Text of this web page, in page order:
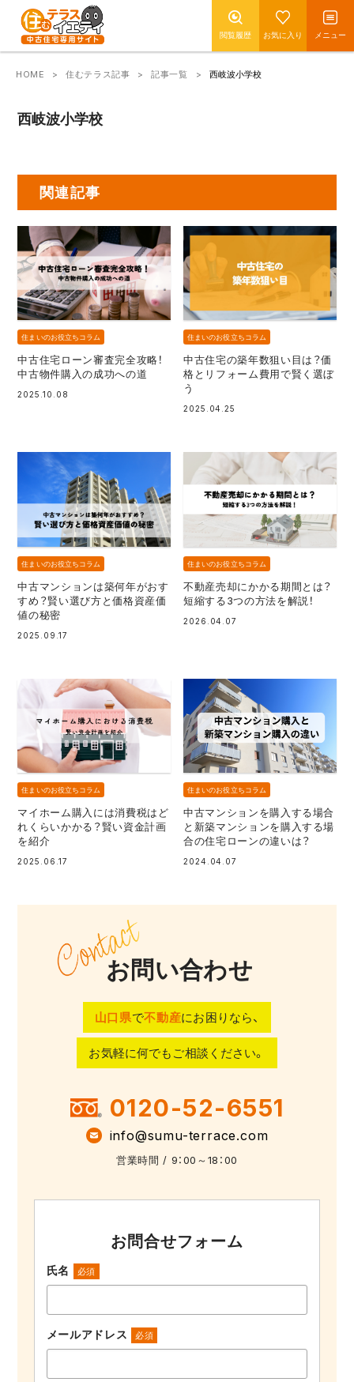
閲覧履歴 お気に入り メニュー
HOME 住むテラス記事 記事一覧 西岐波小学校
西岐波小学校
関連記事
住まいのお役立ちコラム
中古住宅ローン審査完全攻略！
中古物件購入の成功への道
2025.10.08
住まいのお役立ちコラム
中古住宅の築年数狙い目は？価
格とリフォーム費用で賢く選ぼ
う
2025.04.25
住まいのお役立ちコラム
中古マンションは築何年がおす
すめ？賢い選び方と価格資産価
値の秘密
2025.09.17
住まいのお役立ちコラム
不動産売却にかかる期間とは？
短縮する3つの方法を解説！
2026.04.07
住まいのお役立ちコラム
マイホーム購入には消費税はど
れくらいかかる？賢い資金計画
を紹介
2025.06.17
住まいのお役立ちコラム
中古マンションを購入する場合
と新築マンションを購入する場
合の住宅ローンの違いは？
2024.04.07
お問い合わせ
山口県で不動産にお困りなら、
お気軽に何でもご相談ください。
0120-52-6551
info@sumu-terrace.com
営業時間 / 9：00～18：00
お問合せフォーム
氏名 必須
メールアドレス 必須